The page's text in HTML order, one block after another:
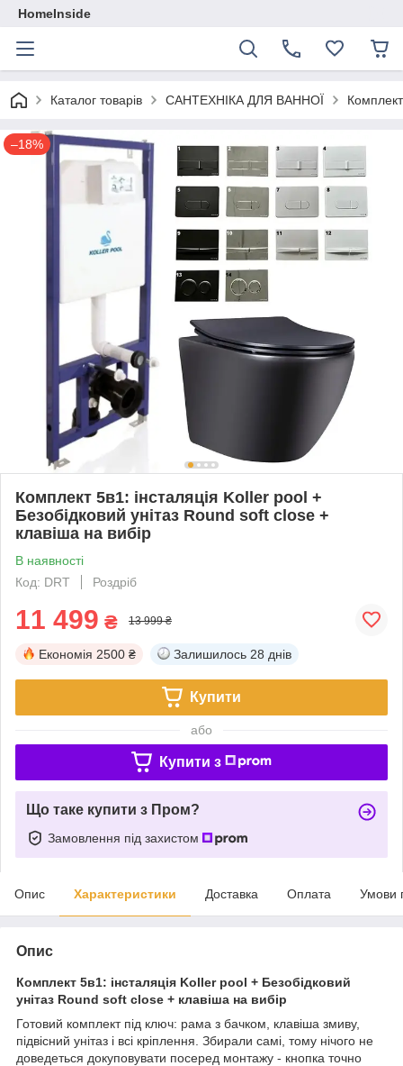
HomeInside
Каталог товарiв САНТЕХНІКА ДЛЯ ВАННОЇ
–18%
Комплект 5в1: інсталяція Koller pool +
Безобідковий унітаз Round soft close +
клавіша на вибір
В наявності
Код: DRT
Роздріб
11 499 ₴ 13 999 ₴
Економія 2500 ₴ Залишилось 28 днів
Купити
або
Купити з
Що таке купити з Пром?
Замовлення під захистом
Опис Характеристики Доставка Оплата Умови
Опис
Комплект 5в1: інсталяція Koller pool + Безобідковий
унітаз Round soft close + клавіша на вибір
Готовий комплект під ключ: рама з бачком, клавіша змиву,
підвісний унітаз і всі кріплення. Збирали самі, тому нічого не
доведеться докуповувати посеред монтажу - кнопка точно